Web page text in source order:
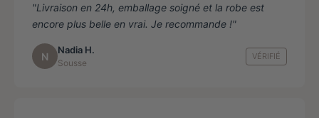
"Livraison en 24h, emballage soigné et la robe est
encore plus belle en vrai. Je recommande !"
N
Nadia H.
Sousse
VÉRIFIÉ